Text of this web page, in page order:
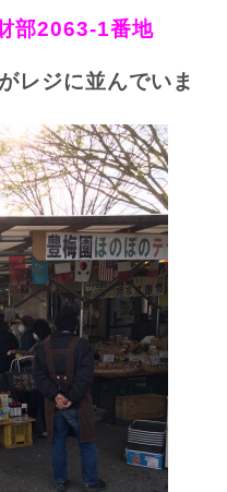
部2063-1番地
レジに並んでいま